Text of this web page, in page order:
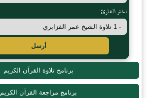
اختر القارئ
أرسل
برنامج تلاوة القرآن الكريم
برنامج مراجعة القرآن الكريم